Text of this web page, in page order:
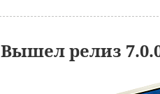
Вышел релиз